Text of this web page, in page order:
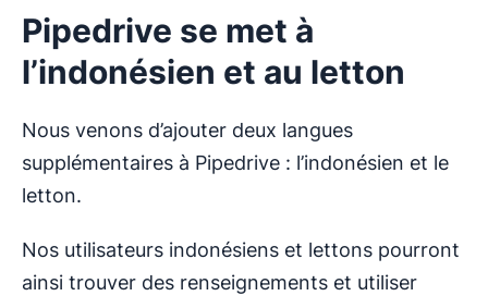
Pipedrive se met à
l’indonésien et au letton
Nous venons d’ajouter deux langues
supplémentaires à Pipedrive : l’indonésien et le
letton.
Nos utilisateurs indonésiens et lettons pourront
ainsi trouver des renseignements et utiliser